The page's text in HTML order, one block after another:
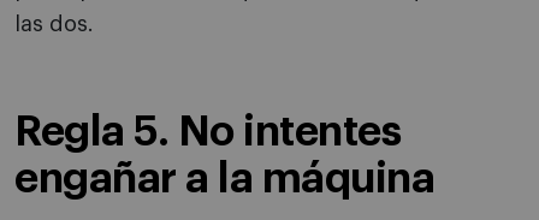
las dos.
Regla 5. No intentes
engañar a la máquina